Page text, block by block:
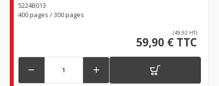
5224B013
400 pages / 300 pages
(49,92 HT)
59,90 € TTC
 